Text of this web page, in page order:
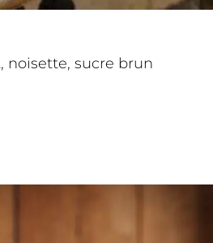
noisette, sucre brun